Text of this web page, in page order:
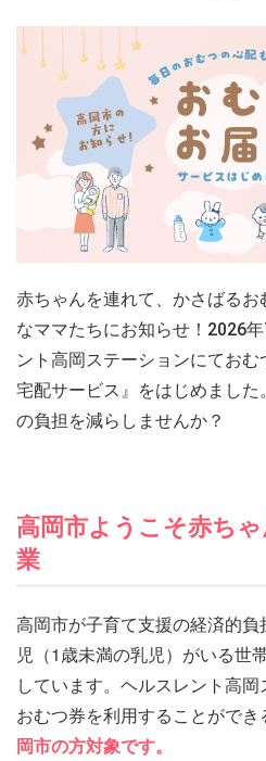
赤ちゃんを連れて、かさばる
なママたちにお知らせ！2026年
ント高岡ステーションにてお
宅配サービス』をはじめました
の負担を減らしませんか？
高岡市ようこそ赤ち
業
高岡市が子育て支援の経済的
児（1歳未満の乳児）がいる世
しています。ヘルスレント高岡
おむつ券を利用することができ
岡市の方対象です。